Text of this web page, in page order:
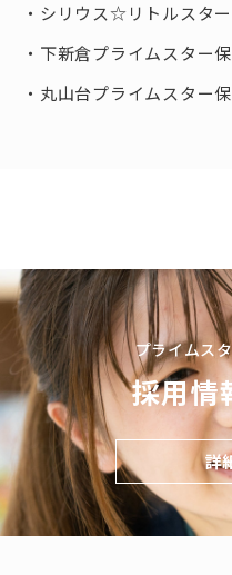
シリウス☆リトルスタ
下新倉プライムスター
丸山台プライムスター
プライムス
採用情
詳